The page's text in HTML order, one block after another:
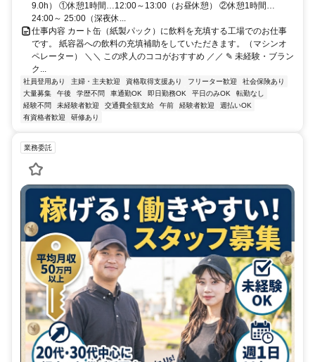
9.0h） ①休憩1時間…12:00～13:00（お昼休憩） ②休憩1時間…
24:00～ 25:00（深夜休...
仕事内容 カート缶（紙製パック）に飲料を充填する工場でのお仕事
です。 紙容器への飲料の充填補助をしていただきます。（マシンオ
ペレーター） ＼＼ この求人のココがおすすめ ／／ ✎ 未経験・ブラン
ク...
社員登用あり 主婦・主夫歓迎 資格取得支援あり フリーター歓迎
社会保険あり
大量募集
午後 学歴不問 車通勤OK 即日勤務OK 平日のみOK
転勤なし
経験不問
未経験者歓迎 交通費全額支給 午前 経験者歓迎
週払いOK
有資格者歓迎
研修あり
業務委託